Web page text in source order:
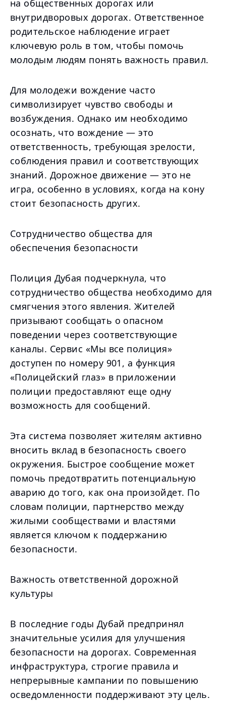
на общественных дорогах или
внутридворовых дорогах. Ответственное
родительское наблюдение играет
ключевую роль в том, чтобы помочь
молодым людям понять важность правил.
Для молодежи вождение часто
символизирует чувство свободы и
возбуждения. Однако им необходимо
осознать, что вождение — это
ответственность, требующая зрелости,
соблюдения правил и соответствующих
знаний. Дорожное движение — это не
игра, особенно в условиях, когда на кону
стоит безопасность других.
Сотрудничество общества для
обеспечения безопасности
Полиция Дубая подчеркнула, что
сотрудничество общества необходимо для
смягчения этого явления. Жителей
призывают сообщать о опасном
поведении через соответствующие
каналы. Сервис «Мы все полиция»
доступен по номеру 901, а функция
«Полицейский глаз» в приложении
полиции предоставляют еще одну
возможность для сообщений.
Эта система позволяет жителям активно
вносить вклад в безопасность своего
окружения. Быстрое сообщение может
помочь предотвратить потенциальную
аварию до того, как она произойдет. По
словам полиции, партнерство между
жилыми сообществами и властями
является ключом к поддержанию
безопасности.
Важность ответственной дорожной
культуры
В последние годы Дубай предпринял
значительные усилия для улучшения
безопасности на дорогах. Современная
инфраструктура, строгие правила и
непрерывные кампании по повышению
осведомленности поддерживают эту цель.